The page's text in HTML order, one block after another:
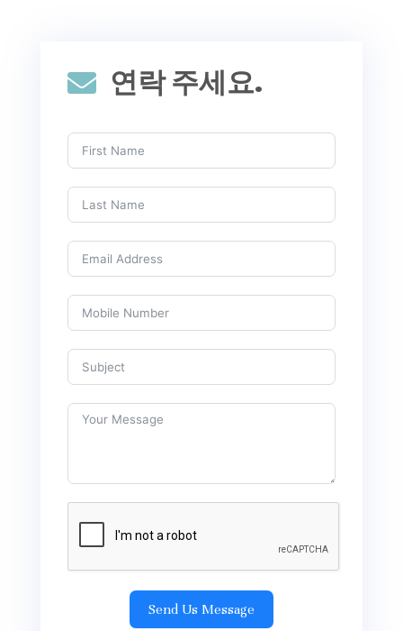
 연락 주세요.
Send Us Message